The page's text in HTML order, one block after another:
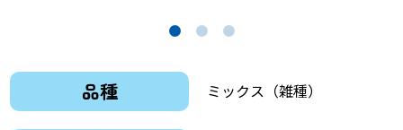
品種 ミックス（雑種）